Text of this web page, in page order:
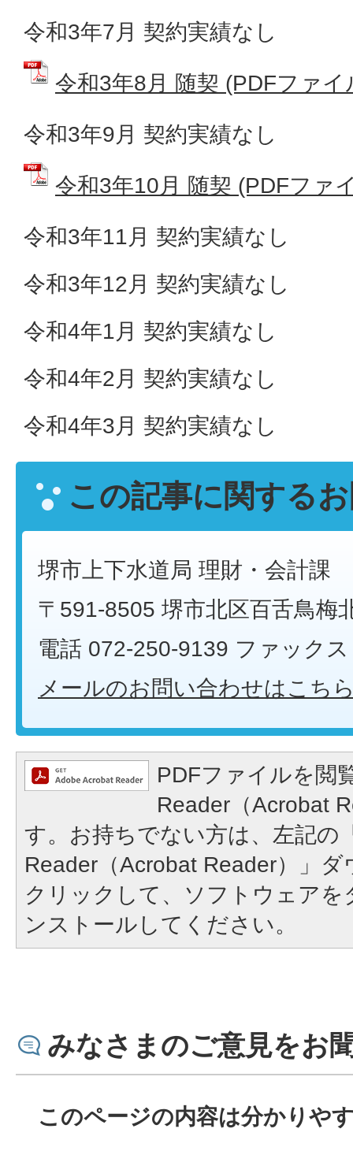
令和3年7月 契約実績なし
令和3年8月 随契 (PDFファ
令和3年9月 契約実績なし
令和3年10月 随契 (PDFファ
令和3年11月 契約実績なし
令和3年12月 契約実績なし
令和4年1月 契約実績なし
令和4年2月 契約実績なし
令和4年3月 契約実績なし
この記事に関する
堺市上下水道局 理財・会計課
〒591-8505 堺市北区百舌鳥梅
電話 072-250-9139 ファック
メールのお問い合わせはこち
PDFファイルを閲
Reader（Acrobat
す。お持ちでない方は、左記の
Reader（Acrobat Reader）」
クリックして、ソフトウェア
ンストールしてください。
みなさまのご意見をお
このページの内容は分かりや